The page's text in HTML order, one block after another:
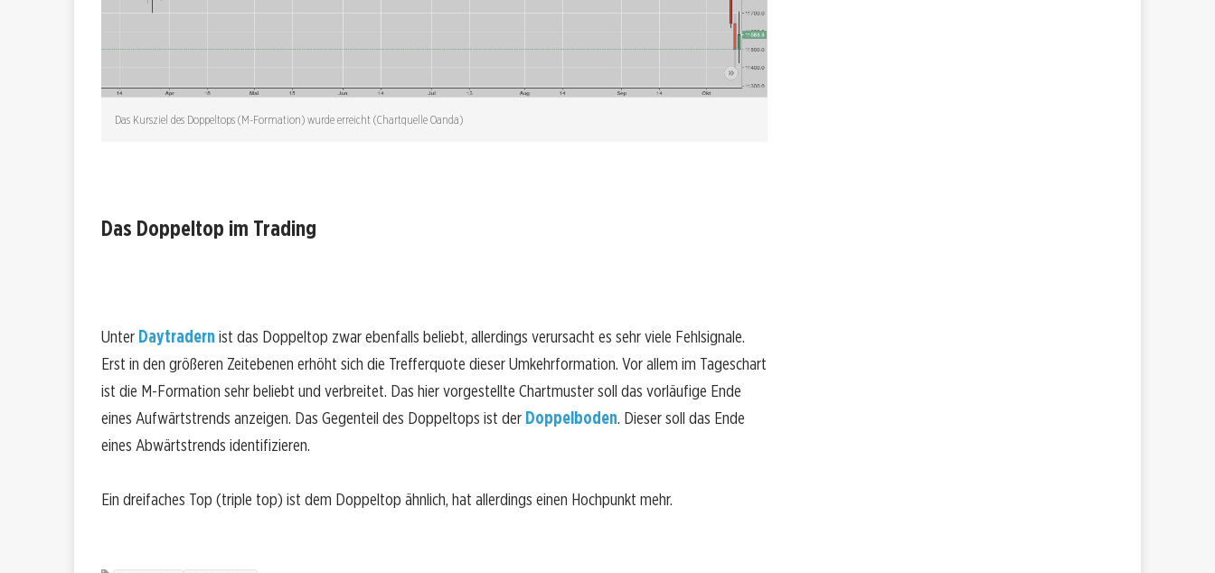
Das Kursziel des Doppeltops (M-Formation) wurde erreicht (Chartquelle Oanda)
Das Doppeltop im Trading
Unter Daytradern ist das Doppeltop zwar ebenfalls beliebt, allerdings verursacht es sehr viele Fehlsignale.
Erst in den größeren Zeitebenen erhöht sich die Trefferquote dieser Umkehrformation. Vor allem im Tageschart
ist die M-Formation sehr beliebt und verbreitet. Das hier vorgestellte Chartmuster soll das vorläufige Ende
eines Aufwärtstrends anzeigen. Das Gegenteil des Doppeltops ist der Doppelboden. Dieser soll das Ende
eines Abwärtstrends identifizieren.
Ein dreifaches Top (triple top) ist dem Doppeltop ähnlich, hat allerdings einen Hochpunkt mehr.